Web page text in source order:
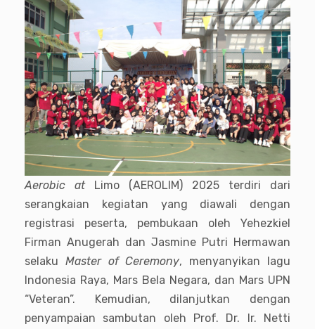
Aerobic at Limo (AEROLIM) 2025 terdiri dari
serangkaian kegiatan yang diawali dengan
registrasi peserta, pembukaan oleh Yehezkiel
Firman Anugerah dan Jasmine Putri Hermawan
selaku Master of Ceremony, menyanyikan lagu
Indonesia Raya, Mars Bela Negara, dan Mars UPN
“Veteran”. Kemudian, dilanjutkan dengan
penyampaian sambutan oleh Prof. Dr. Ir. Netti